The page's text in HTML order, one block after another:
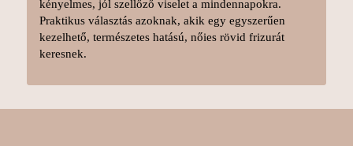
kényelmes, jól szellőző viselet a mindennapokra.
Praktikus választás azoknak, akik egy egyszerűen
kezelhető, természetes hatású, nőies rövid frizurát
keresnek.